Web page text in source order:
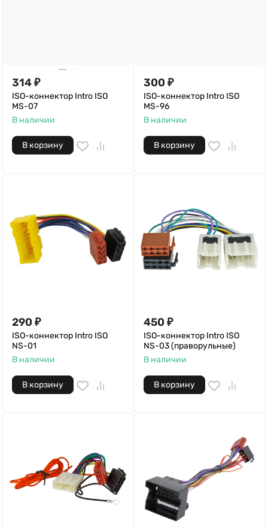
314₽
ISO-коннектор Intro ISO
MS-07
В наличии
В корзину
300 ₽
ISO-коннектор Intro ISO
MS-96
В наличии
В корзину
290 ₽
ISO-коннектор Intro ISO
NS-01
В наличии
В корзину
450 ₽
ISO-коннектор Intro ISO
NS-03 (праворульные)
В наличии
В корзину